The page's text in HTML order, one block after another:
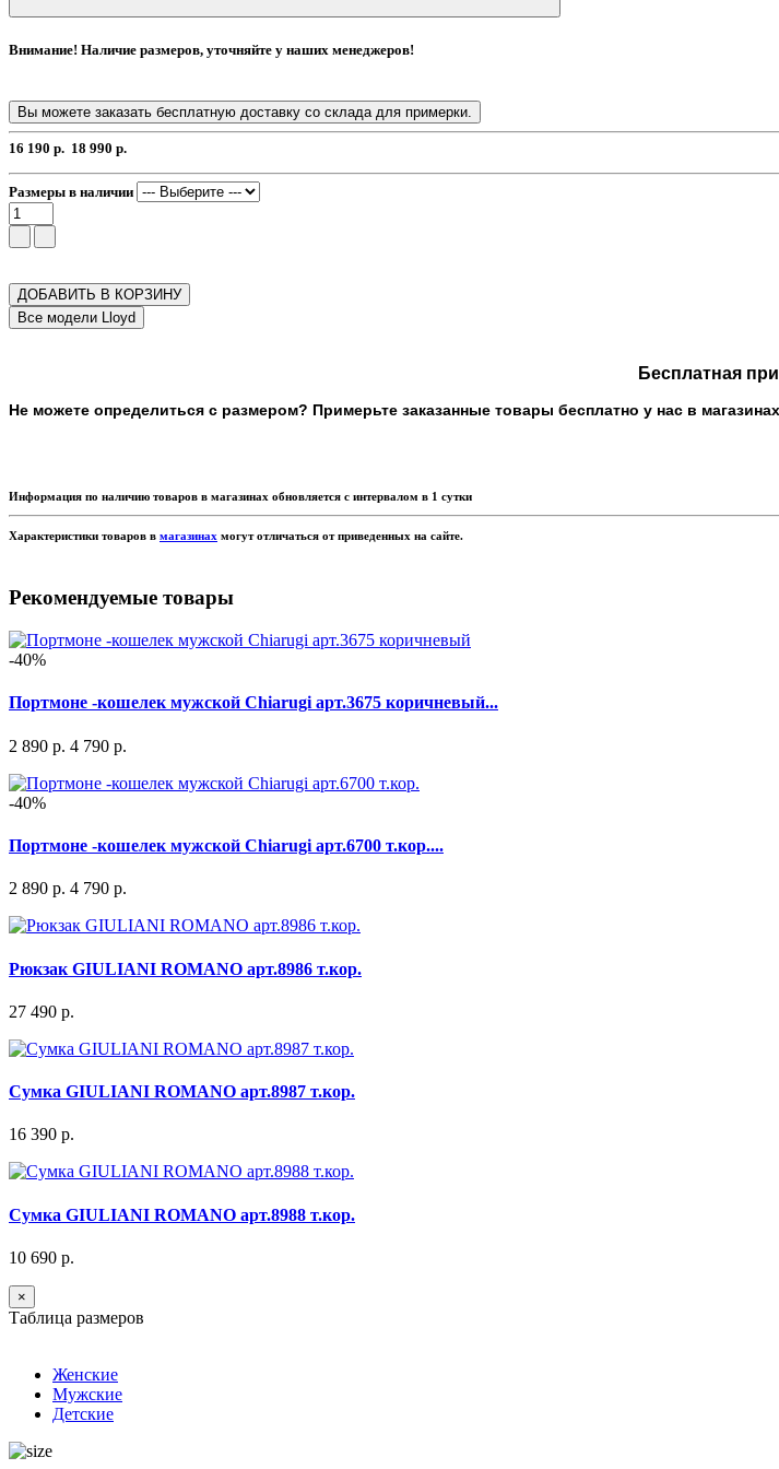
Внимание! Наличие размеров, уточняйте у наших менеджеров!
Вы можете заказать бесплатную доставку со склада для примерки.
16 190 р. 18 990 р.
Размеры в наличии
ДОБАВИТЬ В КОРЗИНУ
Бесплатная
Не можете определиться с размером? Примерьте заказанные товары бесплатно у нас в
Информация по наличию товаров в магазинах обновляется с интервалом в 1 сутки
Характеристики товаров в магазинах могут отличаться от приведенных на сайте.
Рекомендуемые товары
-40%
Портмоне -кошелек мужской Chiarugi арт.3675 коричневый...
2 890 р. 4 790 р.
-40%
Портмоне -кошелек мужской Chiarugi арт.6700 т.кор....
2 890 р. 4 790 р.
Рюкзак GIULIANI ROMANO арт.8986 т.кор.
27 490 р.
Сумка GIULIANI ROMANO арт.8987 т.кор.
16 390 р.
Сумка GIULIANI ROMANO арт.8988 т.кор.
10 690 р.
×
Таблица размеров
Женские
Мужские
Детские